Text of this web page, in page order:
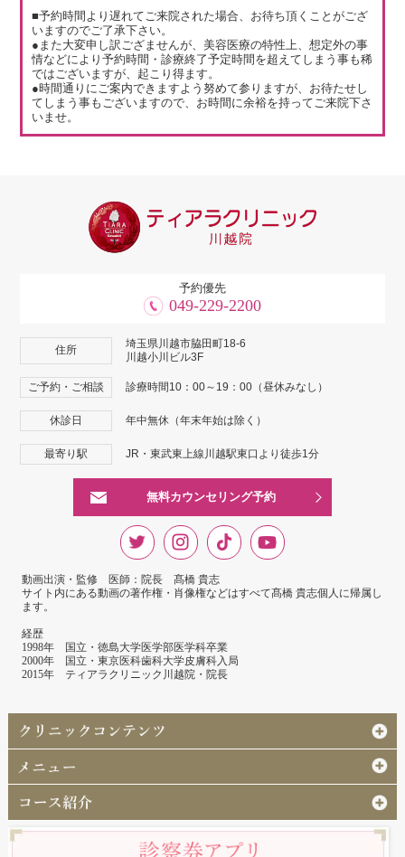
■予約時間より遅れてご来院された場合、お待ち頂くことがござ
いますのでご了承下さい。
●また大変申し訳ござませんが、美容医療の特性上、想定外の事
情などにより予約時間・診療終了予定時間を超えてしまう事も稀
ではございますが、起こり得ます。
●時間通りにご案内できますよう努めて参りますが、お待たせし
てしまう事もございますので、お時間に余裕を持ってご来院下さ
いませ。
予約優先
049-229-2200
住所
埼玉県川越市脇田町18-6
川越小川ビル3F
ご予約・ご相談 診療時間10：00～19：00（昼休みなし）
休診日 年中無休（年末年始は除く）
最寄り駅 JR・東武東上線川越駅東口より徒歩1分
無料カウンセリング予約
動画出演・監修 医師：院長 髙橋 貴志
サイト内にある動画の著作権・肖像権などはすべて髙橋 貴志個人に帰属し
ます。
経歴
1998年 国立・徳島大学医学部医学科卒業
2000年 国立・東京医科歯科大学皮膚科入局
2015年 ティアラクリニック川越院・院長